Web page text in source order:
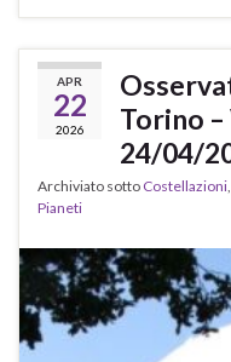
APR
22
2026
Torino
24/04/
Archiviato sotto Costellazioni,
Pianeti